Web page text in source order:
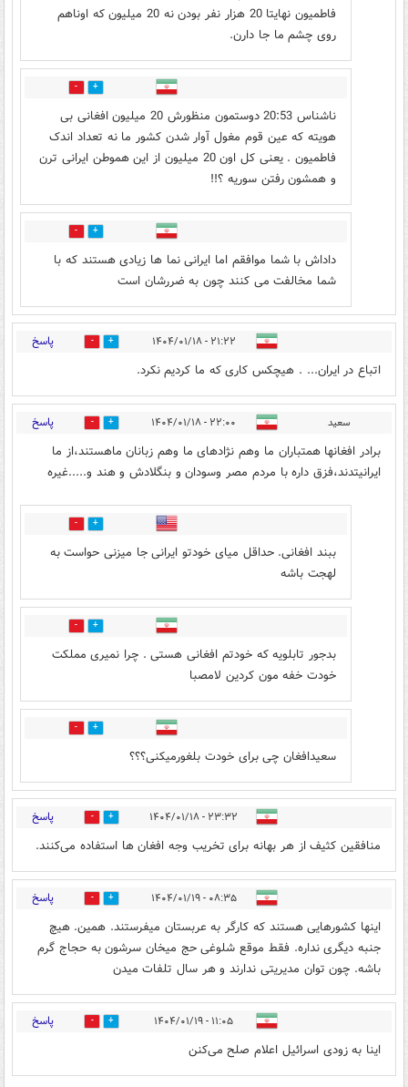
فاطمیون نهایتا 20 هزار نفر بودن نه 20 میلیون که اوناهم
روی چشم ما جا دارن.
8
ناشناس 20:53 دوستمون منظورش 20 میلیون افغانی بی
هویته که عین قوم مغول آوار شدن کشور ما نه تعداد اندک
فاطمیون . یعنی کل اون 20 میلیون از این هموطن ایرانی ترن
و همشون رفتن سوریه ؟!!
0
داداش با شما موافقم اما ایرانی نما ها زیادی هستند که با
شما مخالفت می کنند چون به ضررشان است
۲۱:۲۲ - ۱۴۰۴/۰۱/۱۸ 8 پاسخ
اتباع در ایران... . هیچکس کاری که ما کردیم نکرد.
سعید ۲۲:۰۰ - ۱۴۰۴/۰۱/۱۸ 4 پاسخ
برادر افغانها همتباران ما وهم نژادهای ما وهم زبانان ماهستند،از ما
ایرانیتدند،فزق داره با مردم مصر وسودان و بنگلادش و هند و.....غیره
0
ببند افغانی. حداقل میای خودتو ایرانی جا میزنی حواست به
لهجت باشه
5
بدجور تابلویه که خودتم افغانی هستی . چرا نمیری مملکت
خودت خفه مون کردین لامصبا
0
سعیدافغان چی برای خودت بلغورمیکنی؟؟؟
۲۳:۳۲ - ۱۴۰۴/۰۱/۱۸ 1 پاسخ
منافقین کثیف از هر بهانه برای تخریب وجه افغان ها استفاده می‌کنند.
۰۸:۳۵ - ۱۴۰۴/۰۱/۱۹ 0 پاسخ
اینها کشورهایی هستند که کارگر به عربستان میفرستند. همین. هیچ
جنبه دیگری نداره. فقط موقع شلوغی حج میخان سرشون به حجاج گرم
باشه. چون توان مدیریتی ندارند و هر سال تلفات میدن
۱۱:۰۵ - ۱۴۰۴/۰۱/۱۹ 0 پاسخ
اینا به زودی اسرائیل اعلام صلح می‌کنن